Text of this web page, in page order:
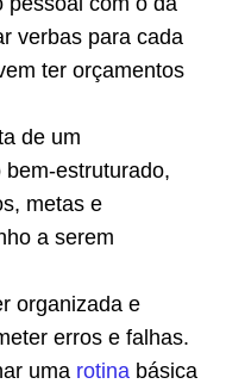
verbas para cada
ter orçamentos
de um
bem-estruturado,
metas e
a serem
organizada e
erros e falhas.
uma rotina básica